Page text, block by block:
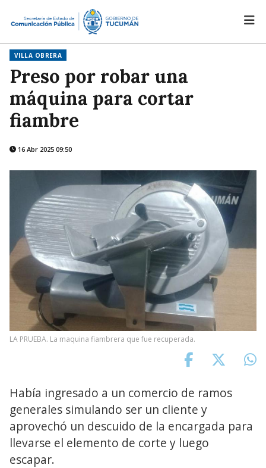
VILLA OBRERA
Preso por robar una
máquina para cortar
fiambre
16 Abr 2025 09:50
LA PRUEBA. La maquina fiambrera que fue recuperada.
Había ingresado a un comercio de ramos
generales simulando ser un cliente y
aprovechó un descuido de la encargada para
llevarse el elemento de corte y luego
escapar.